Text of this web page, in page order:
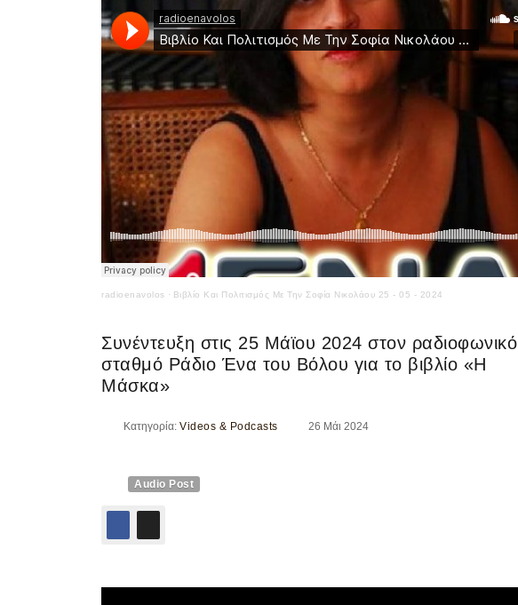
radioenavolos · Βιβλίο Και Πολιτισμός Με Την Σοφία Νικολάου 25 - 05 - 2024
Συνέντευξη στις 25 Μάϊου 2024 στον ραδιοφωνικό
σταθμό Ράδιο Ένα του Βόλου για το βιβλίο «Η
Μάσκα»
Κατηγορία: Videos & Podcasts 26 Μάι 2024
Audio Post